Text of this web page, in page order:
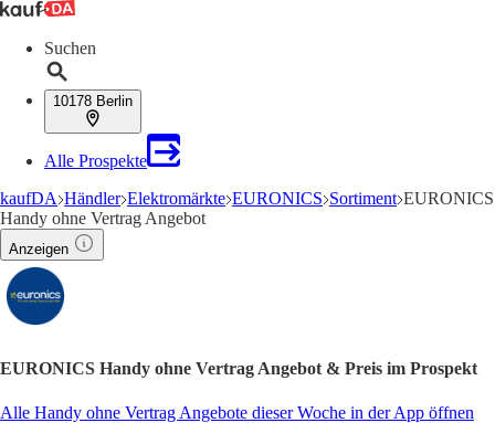
Suchen
10178 Berlin
Alle Prospekte
kaufDA Händler Elektromärkte EURONICS Sortiment EURONICS
Handy ohne Vertrag Angebot
Anzeigen
EURONICS Handy ohne Vertrag Angebot & Preis im Prospekt
Alle Handy ohne Vertrag Angebote dieser Woche in der App öffnen